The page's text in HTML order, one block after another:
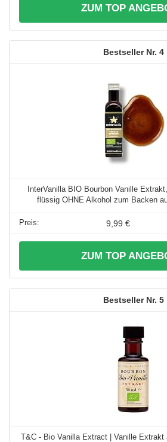
ZUM TOP
4
InterVanilla BIO Bourbon Vanille
flüssig OHNE Alkohol zum Backen
9,99 €
ZUM TOP
5
T&C - Bio Vanilla Extract | Vanille Extrakt